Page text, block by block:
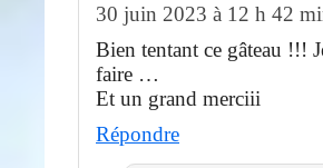
30 juin 2023 à 12 h 42
Bien tentant ce gâteau !!!
faire …
Et un grand merciii
Répondre